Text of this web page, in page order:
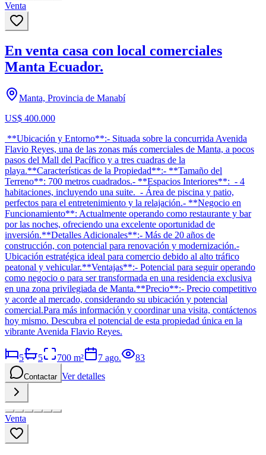
Venta
En venta casa con local comerciales
Manta Ecuador.
Manta, Provincia de Manabí
US$ 400.000
**Ubicación y Entorno**:- Situada sobre la concurrida Avenida
Flavio Reyes, una de las zonas más comerciales de Manta, a pocos
pasos del Mall del Pacífico y a tres cuadras de la
playa.**Características de la Propiedad**:- **Tamaño del
Terreno**: 700 metros cuadrados.- **Espacios Interiores**: - 4
habitaciones, incluyendo una suite. - Área de piscina y patio,
perfectos para el entretenimiento y la relajación.- **Negocio en
Funcionamiento**: Actualmente operando como restaurante y bar
por las noches, ofreciendo una excelente oportunidad de
inversión.**Detalles Adicionales**:- Más de 20 años de
construcción, con potencial para renovación y modernización.-
Ubicación estratégica ideal para comercio debido al alto tráfico
peatonal y vehicular.**Ventajas**:- Potencial para seguir operando
como negocio o para ser transformada en una residencia exclusiva
en una zona privilegiada de Manta.**Precio**:- Precio competitivo
y acorde al mercado, considerando su ubicación y potencial
comercial.Para más información y coordinar una visita, contáctenos
hoy mismo. Descubra el potencial de esta propiedad única en la
vibrante Avenida Flavio Reyes.
5 5 700 m² 7 ago. 83
Contactar Ver detalles
Venta